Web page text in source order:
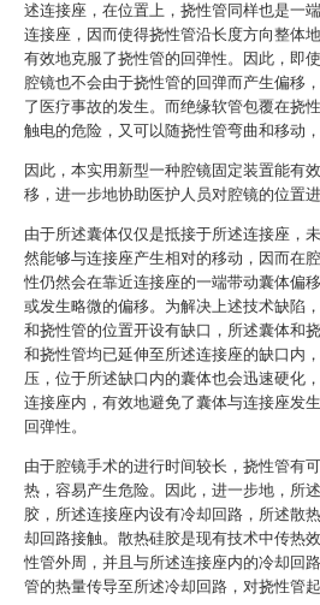
述连接座，在位置上，挠性管同样也是一
连接座，因而使得挠性管沿长度方向整体
有效地克服了挠性管的回弹性。因此，即
腔镜也不会由于挠性管的回弹而产生偏移
了医疗事故的发生。而绝缘软管包覆在挠
触电的危险，又可以随挠性管弯曲和移动，
因此，本实用新型一种腔镜固定装置能有
移，进一步地协助医护人员对腔镜的位置进
由于所述囊体仅仅是抵接于所述连接座，
然能够与连接座产生相对的移动，因而在
性仍然会在靠近连接座的一端带动囊体偏
或发生略微的偏移。为解决上述技术缺陷
和挠性管的位置开设有缺口，所述囊体和
和挠性管均已延伸至所述连接座的缺口内
压，位于所述缺口内的囊体也会迅速硬化
连接座内，有效地避免了囊体与连接座发
回弹性。
由于腔镜手术的进行时间较长，挠性管有
热，容易产生危险。因此，进一步地，所
胶，所述连接座内设有冷却回路，所述散
却回路接触。散热硅胶是现有技术中传热
性管外周，并且与所述连接座内的冷却回
管的热量传导至所述冷却回路，对挠性管